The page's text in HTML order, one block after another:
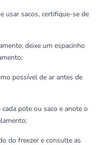
usar sacos, certifique-se de
deixe um espacinho
possível de ar antes de
pote ou saco e anote o
do freezer e consulte as